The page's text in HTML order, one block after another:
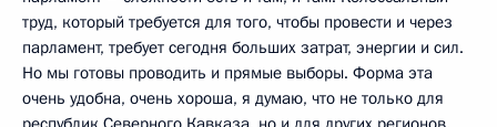
труд, который требуется для того, чтобы провести и через
парламент, требует сегодня больших затрат, энергии и сил.
Но мы готовы проводить и прямые выборы. Форма эта
очень удобна, очень хороша, я думаю, что не только для